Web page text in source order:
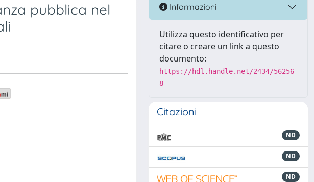
pubblica nel
Informazioni
Utilizza questo identificativo per
citare o creare un link a questo
documento:
https://hdl.handle.net/2434/56256
8
Citazioni
ND
ND
ND